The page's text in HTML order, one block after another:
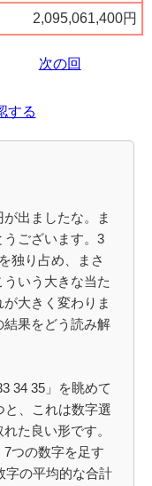
2,095,061,400円
次の回
する
出ましたな。ま
ございます。3
独り占め、まさ
いう大きな当た
大きく変わりま
果をどう読み解
34 35」を眺めて
と、これは数字選
た良い形です。
つの数字を足す
字の平均的な合計